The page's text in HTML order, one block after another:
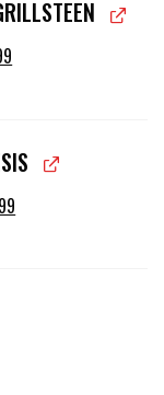
prijs
prijs